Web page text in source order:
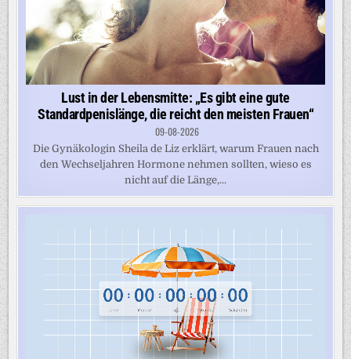
Lust in der Lebensmitte: „Es gibt eine gute
Standardpenislänge, die reicht den meisten Frauen“
09-08-2026
Die Gynäkologin Sheila de Liz erklärt, warum Frauen nach
den Wechseljahren Hormone nehmen sollten, wieso es
nicht auf die Länge,...